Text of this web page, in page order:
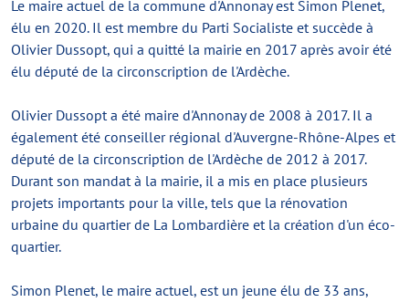
Le maire actuel de la commune d'Annonay est Simon Plenet,
élu en 2020. Il est membre du Parti Socialiste et succède à
Olivier Dussopt, qui a quitté la mairie en 2017 après avoir été
élu député de la circonscription de l'Ardèche.
Olivier Dussopt a été maire d'Annonay de 2008 à 2017. Il a
également été conseiller régional d'Auvergne-Rhône-Alpes et
député de la circonscription de l'Ardèche de 2012 à 2017.
Durant son mandat à la mairie, il a mis en place plusieurs
projets importants pour la ville, tels que la rénovation
urbaine du quartier de La Lombardière et la création d'un éco-
quartier.
Simon Plenet, le maire actuel, est un jeune élu de 33 ans,